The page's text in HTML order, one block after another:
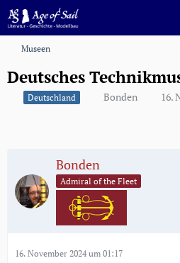
Museen
Deutsches
Deutschland Bonden 16.
Bonden
Admiral of the Fleet
16. November 2024 um 01:17